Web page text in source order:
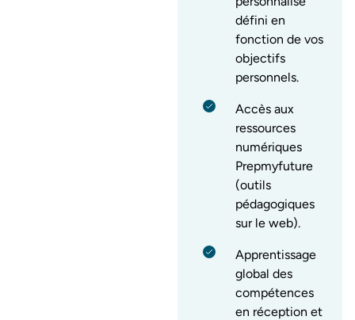
défini en
fonction de vos
objectifs
personnels.
Accès aux
ressources
numériques
Prepmyfuture
(outils
pédagogiques
sur le web).
Apprentissage
global des
compétences
en réception et